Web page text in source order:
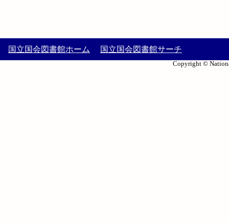
国立国会図書館ホーム 国立国会図書館サーチ
Copyright ©